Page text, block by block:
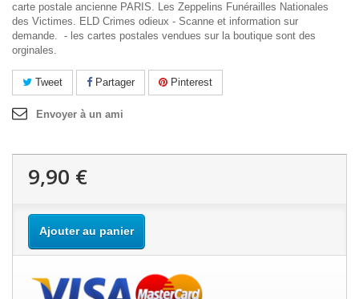
carte postale ancienne PARIS. Les Zeppelins Funérailles Nationales
des Victimes. ELD Crimes odieux - Scanne et information sur
demande. - les cartes postales vendues sur la boutique sont des
orginales.
Tweet Partager Pinterest
Envoyer à un ami
9,90 €
Ajouter au panier